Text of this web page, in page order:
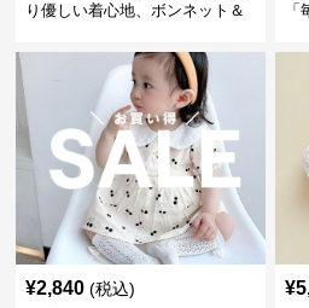
り優しい着心地、ボンネット＆
レス 記念フォト
¥2,840 (税込) ¥